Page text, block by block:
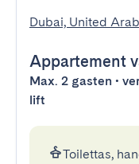
Dubai, United
Appartement
Max. 2 gasten •
lift
Toilettas,